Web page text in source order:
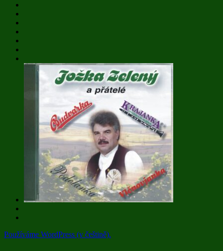
Používáme WordPress (v češtině).